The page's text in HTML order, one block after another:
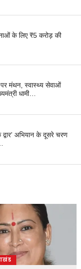
के लिए ₹5 करोड़ की
मंथन, स्वास्थ्य सेवाओं
धामी…
अभियान के दूसरे चरण